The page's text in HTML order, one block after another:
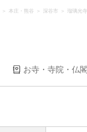
本庄・熊谷 深谷市 瑠璃光寺
お寺・寺院・仏閣